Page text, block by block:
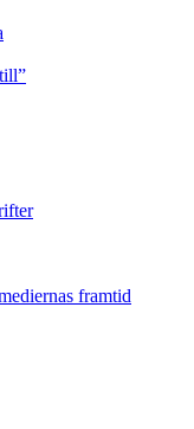
framtid